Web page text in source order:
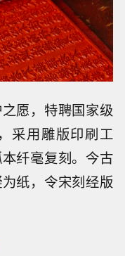
愿，特聘国家级
采用雕版印刷工
纤毫复刻。今古
纸，令宋刻经版